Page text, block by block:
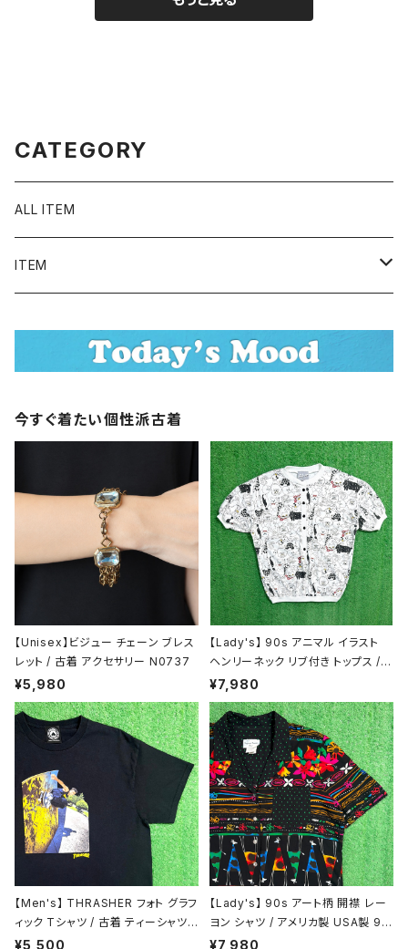
CATEGORY
ALL ITEM
ITEM
シャツ／ブラウス
半袖シャツ / ブラウス
タンクトップ
デニムパンツ
カジュアルパンツ
スラックス
ハーフパンツ
スカート
ワンピース
長袖
サロペット / オールインワン / セットアップ
スウェット / パーカー
ジャケット / アウター
今すぐ着たい個性派古着
【Unisex】ビジュー チェーン ブレス
レット / 古着 アクセサリー N0737
¥5,980
【Lady's】 90s アニマル イラスト
ヘンリーネック リブ付き トップス /
アメリカ製 USA製 90年代 古着 レ
ディース 総柄 Tシャツ ティーシャツ
T-Shirt 2177
¥7,980
【Men's】 THRASHER フォト グラフ
ィック Tシャツ / 古着 ティーシャツ
T-Shirt スラッシャー N1468
¥5,500
【Lady's】 90s アート柄 開襟 レー
ヨン シャツ / アメリカ製 USA製 90
年代 古着 半袖 レディース 総柄 柄
¥7,980